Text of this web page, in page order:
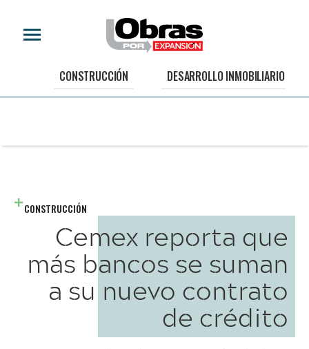
CONSTRUCCIÓN DESARROLLO INMOBILIARIO
CONSTRUCCIÓN
Cemex reporta que
más bancos se suman
a su nuevo contrato
de crédito